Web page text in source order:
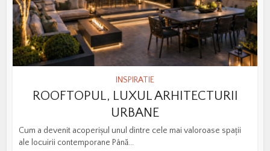
INSPIRATIE
ROOFTOPUL, LUXUL ARHITECTURII
URBANE
Cum a devenit acoperișul unul dintre cele mai valoroase spații
ale locuirii contemporane Până...